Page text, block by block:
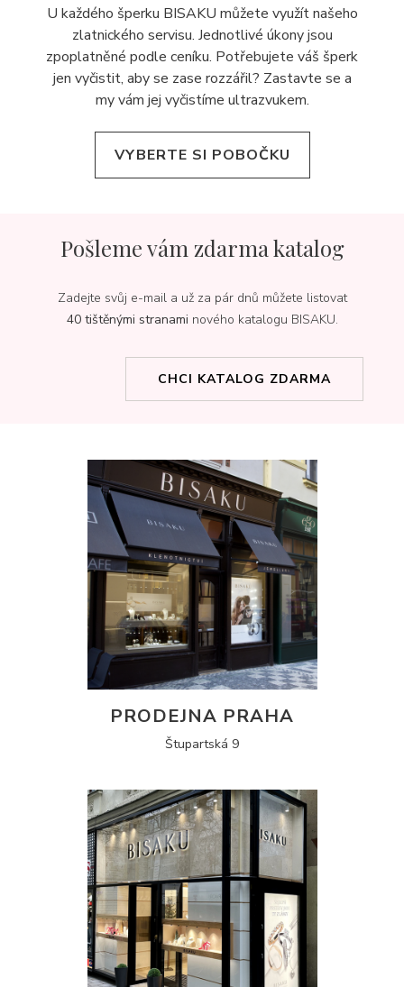
U každého šperku BISAKU můžete využít našeho
zlatnického servisu. Jednotlivé úkony jsou
zpoplatněné podle ceníku. Potřebujete váš šperk
jen vyčistit, aby se zase rozzářil? Zastavte se a
my vám jej vyčistíme ultrazvukem.
VYBERTE SI POBOČKU
Pošleme vám zdarma katalog
Zadejte svůj e-mail a už za pár dnů můžete listovat
40 tištěnými stranami nového katalogu BISAKU.
CHCI KATALOG ZDARMA
PRODEJNA PRAHA
Štupartská 9